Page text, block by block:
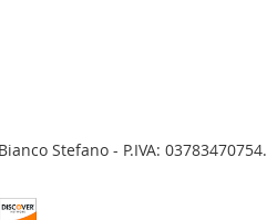
Stefano - P.IVA: 03783470754.